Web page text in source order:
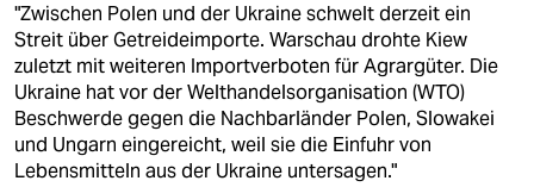
"Zwischen Polen und der Ukraine schwelt derzeit ein
Streit über Getreideimporte. Warschau drohte Kiew
zuletzt mit weiteren Importverboten für Agrargüter. Die
Ukraine hat vor der Welthandelsorganisation (WTO)
Beschwerde gegen die Nachbarländer Polen, Slowakei
und Ungarn eingereicht, weil sie die Einfuhr von
Lebensmitteln aus der Ukraine untersagen."